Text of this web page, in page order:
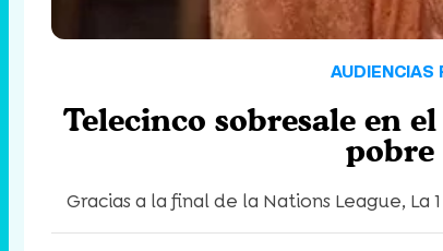
Telecinco sobresale en
pobre
Gracias a la final de la Nations League,